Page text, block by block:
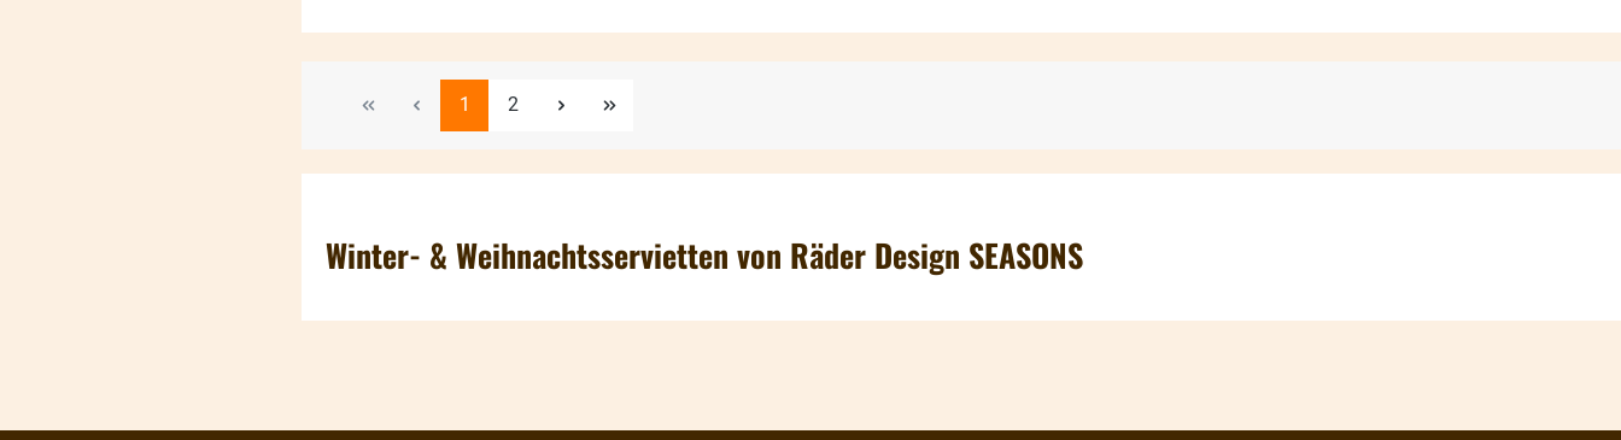
Seite
1 Seite
2
Winter- & Weihnachtsservietten von Räder Design SEASONS